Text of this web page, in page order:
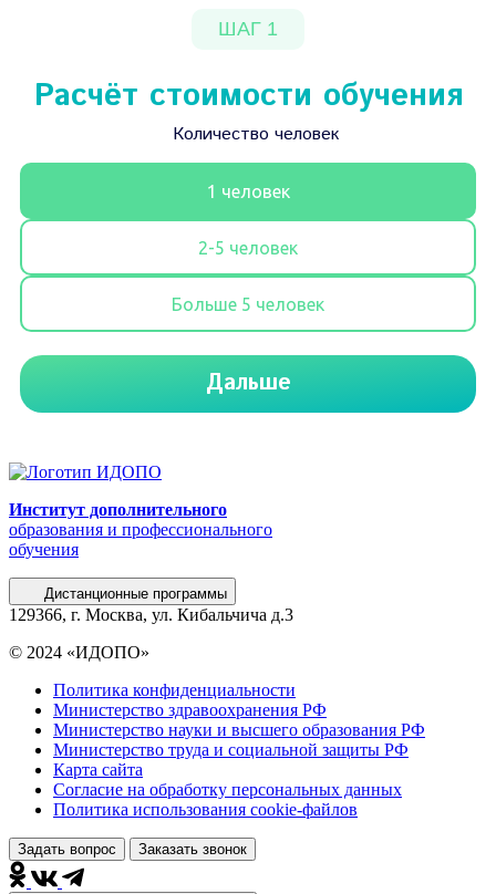
Институт дополнительного
образования и профессионального
обучения
Дистанционные программы
129366, г. Москва, ул. Кибальчича д.3
© 2024 «ИДОПО»
Политика конфиденциальности
Министерство здравоохранения РФ
Министерство науки и высшего образования РФ
Министерство труда и социальной защиты РФ
Карта сайта
Согласие на обработку персональных данных
Политика использования сookie-файлов
Задать вопрос Заказать звонок